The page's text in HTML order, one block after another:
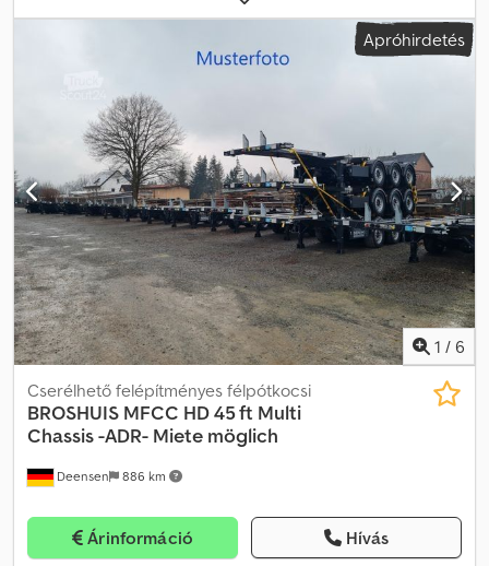
egyéb, vezetőfülke:egyéb, kibocsátási osztály:nincs,
, 3 tengelyes rozsdamentes acéltartályos
félpótkocsi, HLW gyártó - Első forgalomba helyezés: 2013.10.09 -
Tengelyek száma: 3 - Felfüggesztés: légrugós - Emelhető tengely -
Kormányzott tengely - Tengelytípus: SAF - Fék: tárcsafék - Hossz:
8000 mm - Szélesség: 2550 mm - Magasság: 3400 mm - Saját
tömeg: 6220 kg - Műszaki vizsga érvényes: 2026.02 - Felépítmény
gyártó: HLW - Tartály anyaga: rozsdamentes acél -
Össztartálytérfogat: 27 000 l - Tartálykamrák: 1 - CIP tisztítás -
Szigeteletlen Djdpfxexc Nq Us Af Ajck
Apróhirdetés
1 / 6
Deensen 886 km
Cserélhető felépítményes félpótkocsi
BROSHUIS MFCC HD 45 ft Multi
Chassis -ADR- Miete möglich
Árinformáció Hívás